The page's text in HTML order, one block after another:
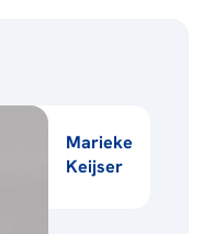
Marieke
Keijser